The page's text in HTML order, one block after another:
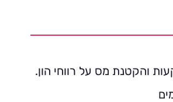
והקטנת מס על רווחי הון.